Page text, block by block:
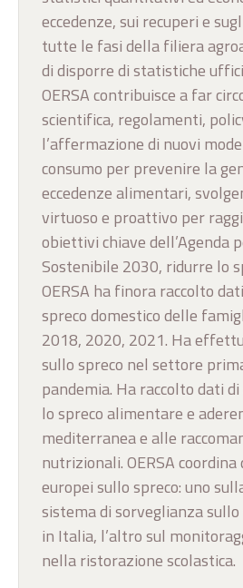
eccedenze, sui recuperi e
tutte le fasi della filiera
di disporre di statistiche
OERSA contribuisce a far
scientifica, regolamenti,
l’affermazione di nuovi
consumo per prevenire la
eccedenze alimentari,
virtuoso e proattivo per
obiettivi chiave dell’Agenda
Sostenibile 2030, ridurre lo
OERSA ha finora raccolto
spreco domestico delle
2018, 2020, 2021. Ha
sullo spreco nel settore
pandemia. Ha raccolto dati
lo spreco alimentare e
mediterranea e alle
nutrizionali. OERSA
europei sullo spreco: uno
sistema di sorveglianza
in Italia, l’altro sul
nella ristorazione scolastica.